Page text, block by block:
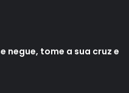
negue, tome a sua cruz e